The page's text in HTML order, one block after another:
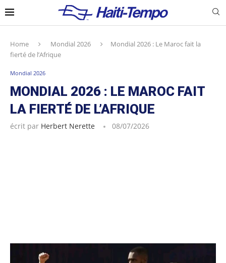
Home Mondial 2026
Mondial 2026 : Le Maroc fait la
fierté de l’Afrique
Mondial 2026
MONDIAL 2026 : LE MAROC FAIT
LA FIERTÉ DE L’AFRIQUE
écrit par Herbert Nerette 08/07/2026